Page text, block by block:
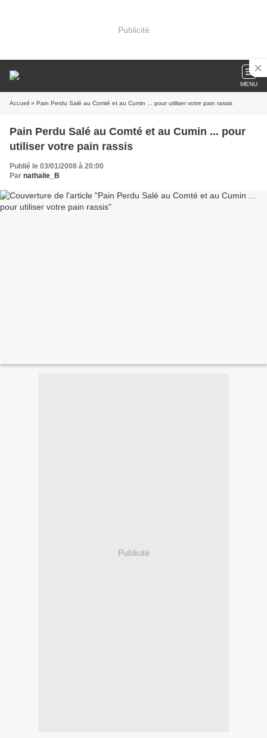
Publicité
MENU
Accueil » Pain Perdu Salé au Comté et au Cumin ... pour utiliser votre pain rassis
Pain Perdu Salé au Comté et au Cumin ... pour
utiliser votre pain rassis
Publié le 03/01/2008 à 20:00
Par nathalie_B
Publicité